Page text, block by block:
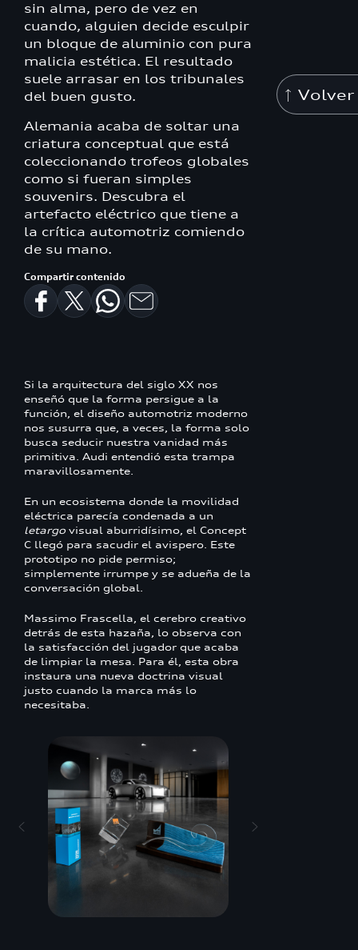
sin alma, pero de vez en
cuando, alguien decide esculpir
un bloque de aluminio con pura
malicia estética. El resultado
suele arrasar en los tribunales
del buen gusto.
Alemania acaba de soltar una
criatura conceptual que está
coleccionando trofeos globales
como si fueran simples
souvenirs. Descubra el
artefacto eléctrico que tiene a
la crítica automotriz comiendo
de su mano.
Compartir contenido
Si la arquitectura del siglo XX nos
enseñó que la forma persigue a la
función, el diseño automotriz moderno
nos susurra que, a veces, la forma solo
busca seducir nuestra vanidad más
primitiva. Audi entendió esta trampa
maravillosamente.
En un ecosistema donde la movilidad
eléctrica parecía condenada a un
letargo visual aburridísimo, el Concept
C llegó para sacudir el avispero. Este
prototipo no pide permiso;
simplemente irrumpe y se adueña de la
conversación global.
Massimo Frascella, el cerebro creativo
detrás de esta hazaña, lo observa con
la satisfacción del jugador que acaba
de limpiar la mesa. Para él, esta obra
instaura una nueva doctrina visual
justo cuando la marca más lo
necesitaba.
Volver